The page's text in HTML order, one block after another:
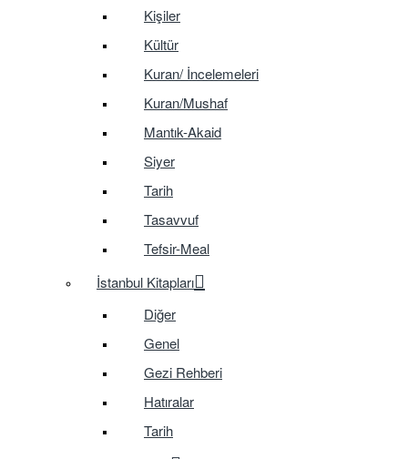
Kişiler
Kültür
Kuran/ İncelemeleri
Kuran/Mushaf
Mantık-Akaid
Siyer
Tarih
Tasavvuf
Tefsir-Meal
İstanbul Kitapları
Diğer
Genel
Gezi Rehberi
Hatıralar
Tarih